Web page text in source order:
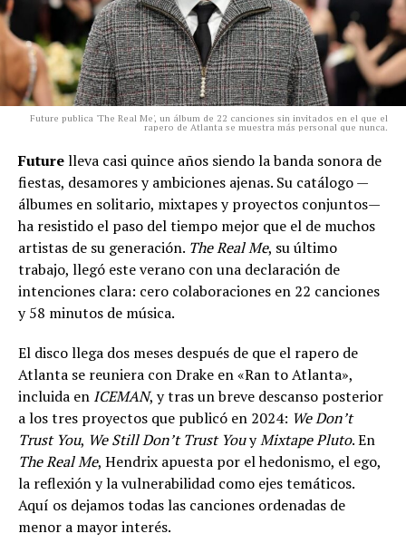
Future publica 'The Real Me', un álbum de 22 canciones sin invitados en el que el
rapero de Atlanta se muestra más personal que nunca.
Futurelleva casi quince años siendo la banda sonora de
fiestas, desamores y ambiciones ajenas. Su catálogo —
álbumes en solitario, mixtapes y proyectos conjuntos—
ha resistido el paso del tiempo mejor que el de muchos
artistas de su generación. The Real Me, su último
trabajo, llegó este verano con una declaración de
intenciones clara: cero colaboraciones en 22 canciones
y 58 minutos de música.
El disco llega dos meses después de que el rapero de
Atlanta se reuniera con Drake en «Ran to Atlanta»,
incluida en ICEMAN, y tras un breve descanso posterior
a los tres proyectos que publicó en 2024: We Don’t
Trust You, We Still Don’t Trust YouyMixtape Pluto. En
The Real Me, Hendrix apuesta por el hedonismo, el ego,
la reflexión y la vulnerabilidad como ejes temáticos.
Aquí os dejamos todas las canciones ordenadas de
menor a mayor interés.